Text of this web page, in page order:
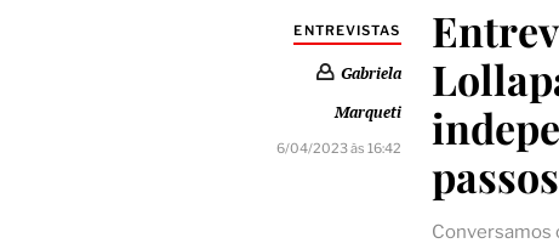
ENTREVISTAS
Gabriela
Marqueti
6/04/2023 às 16:42
passos
Conversamos